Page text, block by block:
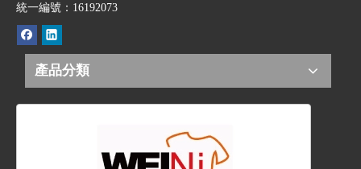
統一編號：16192073
產品分類